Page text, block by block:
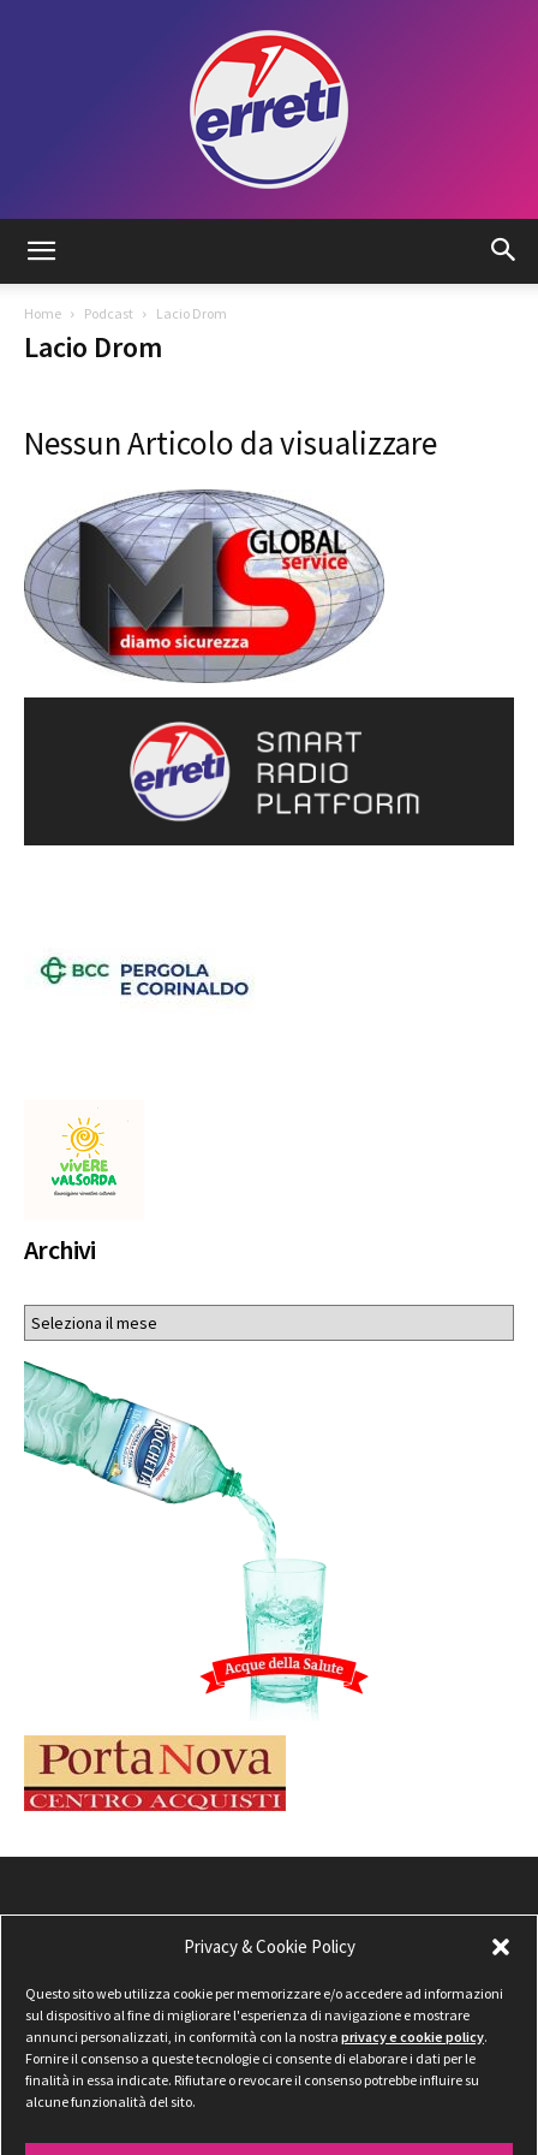
Privacy & Cookie Policy
Questo sito web utilizza cookie per memorizzare e/o accedere ad informazioni
sul dispositivo al fine di migliorare l'esperienza di navigazione e mostrare
annunci personalizzati, in conformità con la nostra privacy e cookie policy.
Fornire il consenso a queste tecnologie ci consente di elaborare i dati per le
finalità in essa indicate. Rifiutare o revocare il consenso potrebbe influire su
alcune funzionalità del sito.
Home Podcast Lacio Drom
Lacio Drom
Nessun Articolo da visualizzare
Archivi
Archivi